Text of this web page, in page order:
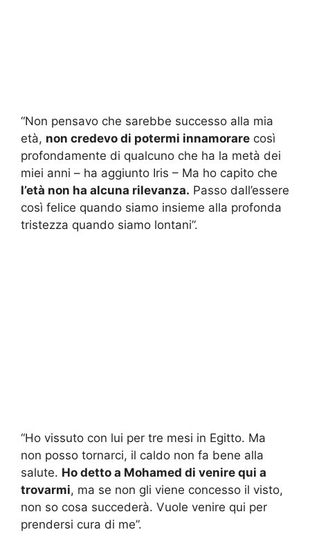
“Non pensavo che sarebbe successo alla mia
età, non credevo di potermi innamorare così
profondamente di qualcuno che ha la metà dei
miei anni – ha aggiunto Iris – Ma ho capito che
l’età non ha alcuna rilevanza. Passo dall’essere
così felice quando siamo insieme alla profonda
tristezza quando siamo lontani”.
“Ho vissuto con lui per tre mesi in Egitto. Ma
non posso tornarci, il caldo non fa bene alla
salute. Ho detto a Mohamed di venire qui a
trovarmi, ma se non gli viene concesso il visto,
non so cosa succederà. Vuole venire qui per
prendersi cura di me”.